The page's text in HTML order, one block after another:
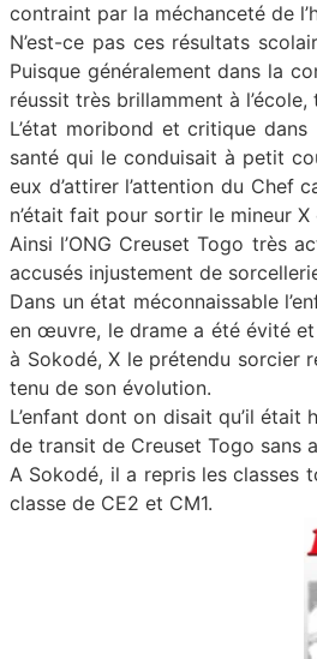
contraint par la méchanceté de
N’est-ce pas ces résultats
Puisque généralement dans la
réussit très brillamment à
L’état moribond et critique
santé qui le conduisait à petit
eux d’attirer l’attention du Chef
n’était fait pour sortir le mineur
Ainsi l’ONG Creuset Togo très
accusés injustement de
Dans un état méconnaissable
en œuvre, le drame a été évité
à Sokodé, X le prétendu sorcier
tenu de son évolution.
L’enfant dont on disait qu’il
de transit de Creuset Togo sans
A Sokodé, il a repris les classes
classe de CE2 et CM1.